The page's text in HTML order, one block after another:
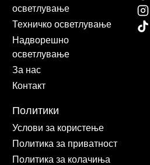
осветлување
Техничко осветлување
Надворешно
осветлување
За нас
Контакт
Политики
Услови за користење
Политика за приватност
Политика за колачиња